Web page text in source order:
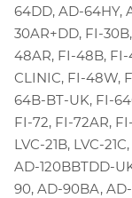
64DD, AD-64HY,
30AR+DD, FI-
48AR, FI-48B,
CLINIC, FI-48W,
64B-BT-UK, FI-
FI-72, FI-72AR, FI-
LVC-21B, LVC-
AD-120BBTDD-
90, AD-90BA,